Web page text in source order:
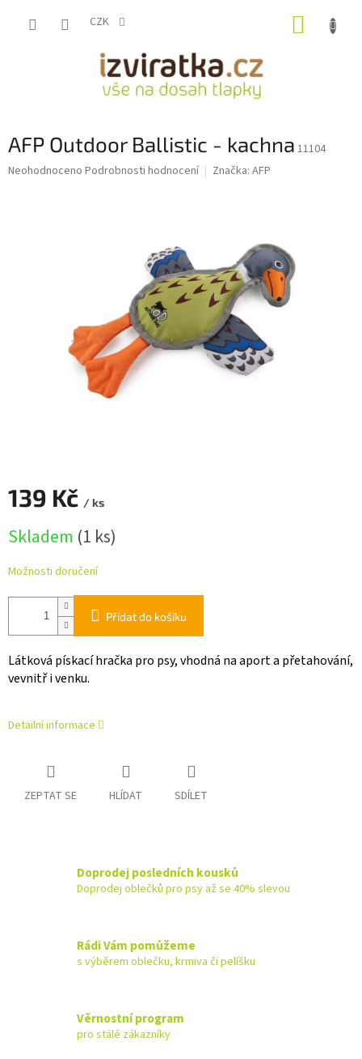
CZK
AFP Outdoor Ballistic - kachna 11104
Průměrné
Neohodnoceno Podrobnosti hodnocení Značka: AFP
139 Kč / ks
cena:
Skladem (1 ks)
Možnosti doručení
Přidat do košíku
Látková pískací hračka pro psy, vhodná na aport a přetahování,
vevnitř i venku.
Detailní informace
ZEPTAT SE HLÍDAT SDÍLET
Doprodej posledních kousků
Doprodej oblečků pro psy až se 40% slevou
Rádi Vám pomůžeme
s výběrem oblečku, krmiva či pelíšku
Věrnostní program
pro stálé zákazníky